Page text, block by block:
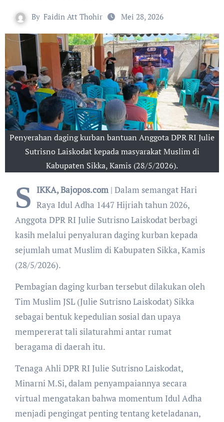
By Faidin Att Thohir Mei 28, 2026
Penyerahan daging kurban bantuan Anggota DPR RI Julie
Sutrisno Laiskodat kepada masyarakat Muslim di
Kabupaten Sikka, Kamis (28/5/2026).
S IKKA, Bajopos.com| Dalam semangat Hari
Raya Idul Adha 1447 Hijriah tahun 2026,
Anggota DPR RI Julie Sutrisno Laiskodat berbagi
kasih melalui penyaluran daging kurban kepada
sejumlah umat Muslim di Kabupaten Sikka, Kamis
(28/5/2026).
Pembagian daging kurban tersebut dilakukan oleh
Tim Muslim JSL (Julie Sutrisno Laiskodat) Sikka
sebagai bentuk kepedulian sosial dan upaya
mempererat tali silaturahmi antar rumat
beragama di daerah itu.
Tenaga Ahli DPR RI Julie Sutrisno Laiskodat,
Minarni M.Si, dalam penyampaiannya secara
virtual mengatakan bahwa momentum Idul Adha
menjadi pengingat penting tentang keteladanan,